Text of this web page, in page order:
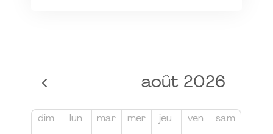
août 2026
dim. lun. mar. mer. jeu. ven. sam.